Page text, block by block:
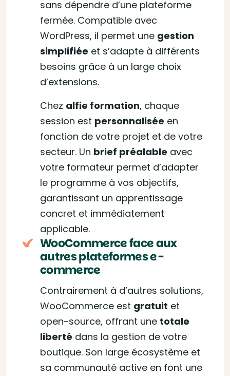
sans dépendre d’une plateforme
fermée. Compatible avec
WordPress, il permet une gestion
simplifiée et s’adapte à différents
besoins grâce à un large choix
d’extensions.
Chez alfie formation, chaque
session est personnalisée en
fonction de votre projet et de votre
secteur. Un brief préalable avec
votre formateur permet d’adapter
le programme à vos objectifs,
garantissant un apprentissage
concret et immédiatement
applicable.
WooCommerce face aux
autres plateformes e-
commerce
Contrairement à d’autres solutions,
WooCommerce est gratuit et
open-source, offrant une totale
liberté dans la gestion de votre
boutique. Son large écosystème et
sa communauté active en font une